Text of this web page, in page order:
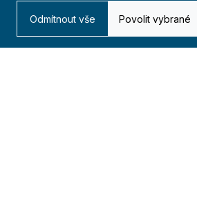
Kontaktujte
Odmítnout vše Povolit vybrané